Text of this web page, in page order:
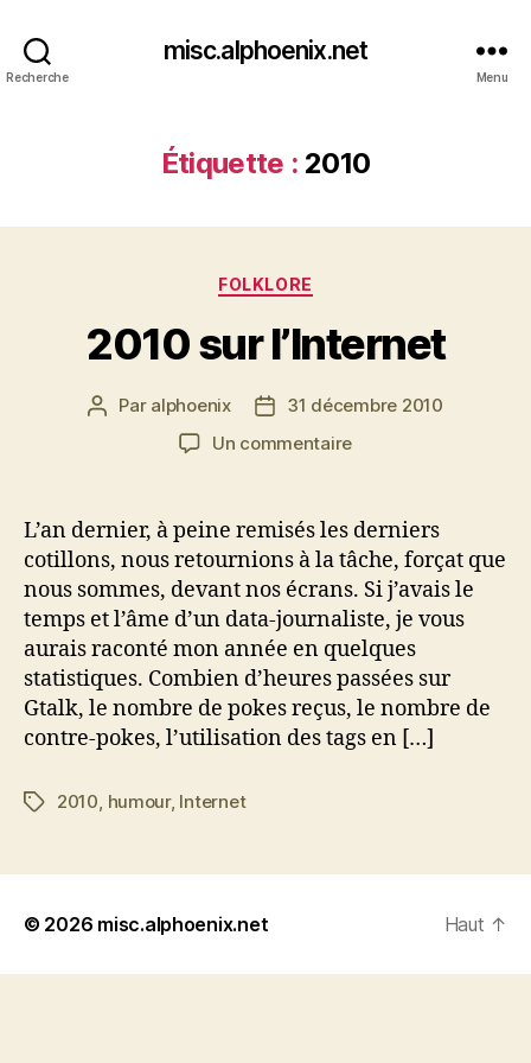
Recherche
misc.alphoenix.net
Menu
Étiquette : 2010
Catégories
FOLKLORE
2010 sur l’Internet
Auteur
Par alphoenix
Date31 décembre 2010
Un commentairesur
l’Internet
L’an dernier, à peine remisés les derniers
cotillons, nous retournions à la tâche, forçat que
nous sommes, devant nos écrans. Si j’avais le
temps et l’âme d’un data-journaliste, je vous
aurais raconté mon année en quelques
statistiques. Combien d’heures passées sur
Gtalk, le nombre de pokes reçus, le nombre de
contre-pokes, l’utilisation des tags en […]
Étiquettes
2010 humour, Internet
© 2026 misc.alphoenix.net Haut ↑